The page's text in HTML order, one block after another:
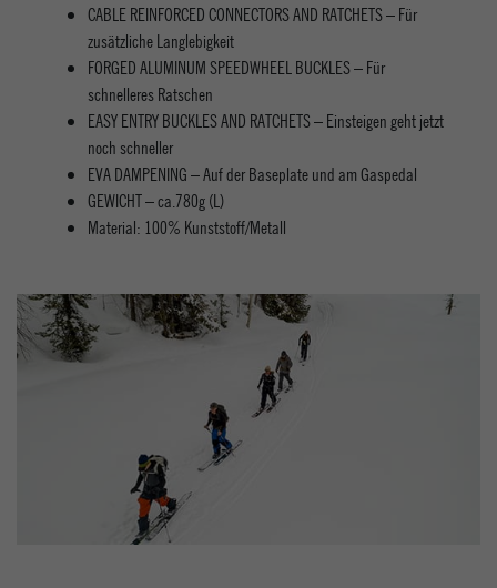
CABLE REINFORCED CONNECTORS AND RATCHETS – Für
zusätzliche Langlebigkeit
FORGED ALUMINUM SPEEDWHEEL BUCKLES – Für
schnelleres Ratschen
EASY ENTRY BUCKLES AND RATCHETS – Einsteigen geht jetzt
noch schneller
EVA DAMPENING – Auf der Baseplate und am Gaspedal
GEWICHT – ca.780g (L)
Material: 100% Kunststoff/Metall